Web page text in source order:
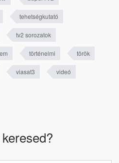
tehetségkutató
tv2 sorozatok
történelmi török
viasat3 videó